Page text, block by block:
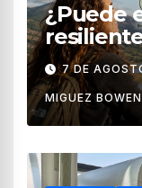
¿Puede
7 DE
MIGUEZ BOWEN